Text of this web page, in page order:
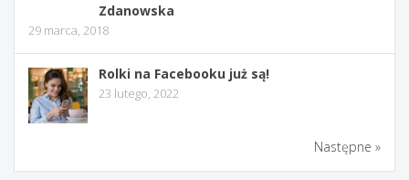
Zdanowska
29 marca, 2018
Rolki na Facebooku już są!
23 lutego, 2022
Następne »